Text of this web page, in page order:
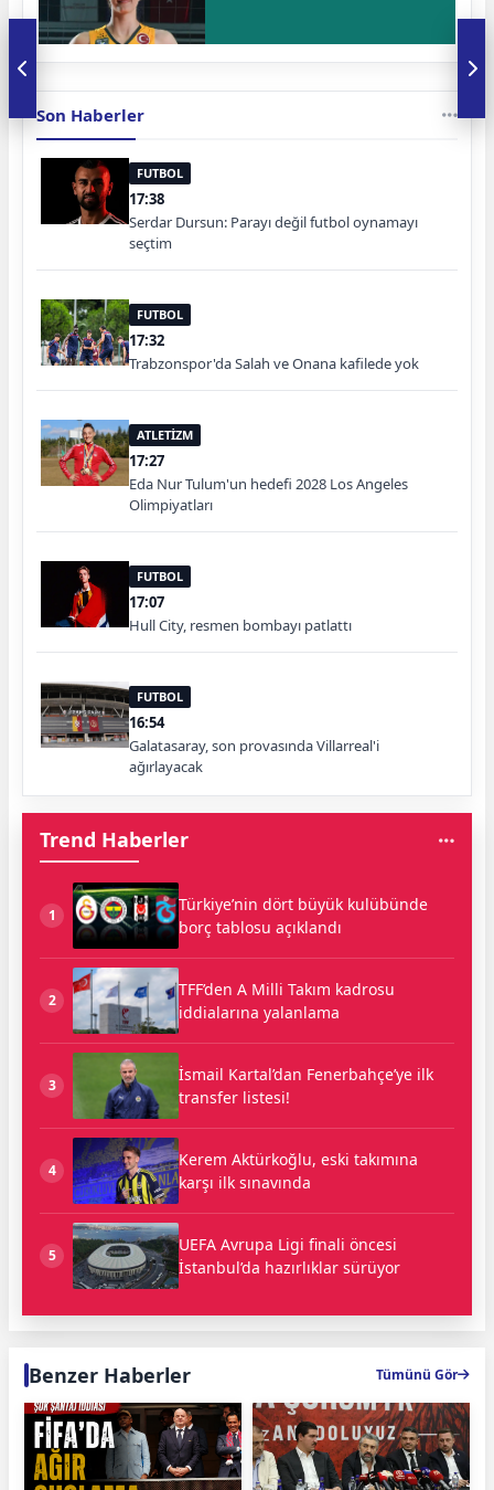
Son Haberler
FUTBOL
17:38
Serdar Dursun: Parayı değil futbol oynamayı
seçtim
FUTBOL
17:32
Trabzonspor'da Salah ve Onana kafilede yok
ATLETİZM
17:27
Eda Nur Tulum'un hedefi 2028 Los Angeles
Olimpiyatları
FUTBOL
17:07
Hull City, resmen bombayı patlattı
FUTBOL
16:54
Galatasaray, son provasında Villarreal'i
ağırlayacak
Trend Haberler
1
Türkiye’nin dört büyük kulübünde
borç tablosu açıklandı
2
TFF’den A Milli Takım kadrosu
iddialarına yalanlama
3
İsmail Kartal’dan Fenerbahçe’ye ilk
transfer listesi!
4
Kerem Aktürkoğlu, eski takımına
karşı ilk sınavında
5
UEFA Avrupa Ligi finali öncesi
İstanbul’da hazırlıklar sürüyor
Benzer Haberler Tümünü Gör